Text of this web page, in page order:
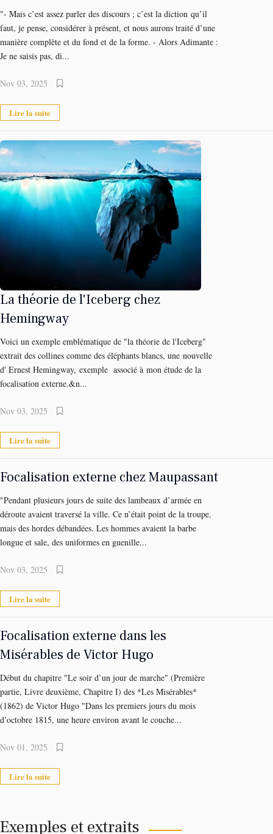
"- Mais c’est assez parler des discours ; c’est la diction qu’il
faut, je pense, considérer à présent, et nous aurons traité d’une
manière complète et du fond et de la forme. - Alors Adimante :
Je ne saisis pas, di...
Nov 03, 2025
Lire la suite
La théorie de l'Iceberg chez
Hemingway
Voici un exemple emblématique de "la théorie de l'Iceberg"
extrait des collines comme des éléphants blancs, une nouvelle
d' Ernest Hemingway, exemple associé à mon étude de la
focalisation externe.&n...
Nov 03, 2025
Lire la suite
Focalisation externe chez Maupassant
"Pendant plusieurs jours de suite des lambeaux d’armée en
déroute avaient traversé la ville. Ce n’était point de la troupe,
mais des hordes débandées. Les hommes avaient la barbe
longue et sale, des uniformes en guenille...
Nov 03, 2025
Lire la suite
Focalisation externe dans les
Misérables de Victor Hugo
Début du chapitre "Le soir d’un jour de marche" (Première
partie, Livre deuxième, Chapitre I) des *Les Misérables*
(1862) de Victor Hugo "Dans les premiers jours du mois
d’octobre 1815, une heure environ avant le couche...
Nov 01, 2025
Lire la suite
Exemples et extraits